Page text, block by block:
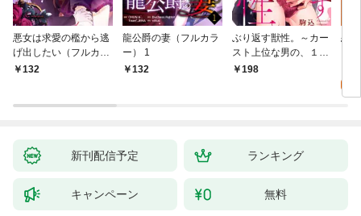
悪女は求愛の檻から逃
げ出したい（フルカラ
ー） 1
132
龍公爵の妻（フルカラ
ー） 1
132
ぶり返す獣性。～カー
スト上位な男の、１０
年越しの激愛１
198
恋
新刊配信予定 ランキング
キャンペーン 無料